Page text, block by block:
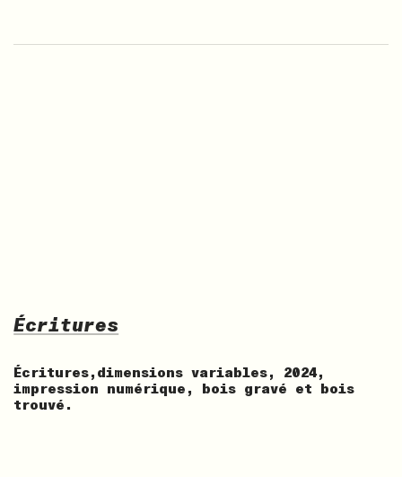
Écritures
Écritures,dimensions variables, 2024,
impression numérique, bois gravé et bois
trouvé.